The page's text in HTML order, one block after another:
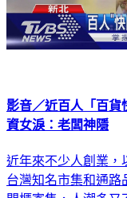
影音／近百人「百
資女淚：老闆神隱
近年來不少人創業，
台灣知名市集和通路